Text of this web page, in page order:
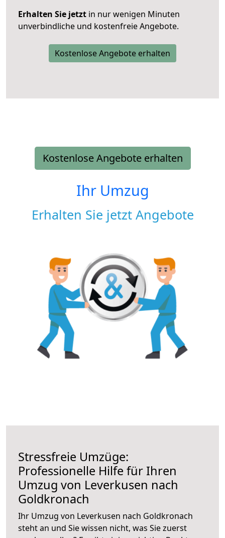
Erhalten Sie jetzt in nur wenigen Minuten
unverbindliche und kostenfreie Angebote.
Kostenlose Angebote erhalten
Kostenlose Angebote erhalten
Ihr Umzug
Erhalten Sie jetzt Angebote
Stressfreie Umzüge:
Professionelle Hilfe für Ihren
Umzug von Leverkusen nach
Goldkronach
Ihr Umzug von Leverkusen nach Goldkronach
steht an und Sie wissen nicht, was Sie zuerst